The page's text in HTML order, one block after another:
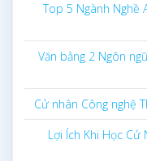
Top 5 Ngành Nghề
Văn bằng 2 Ngôn
Cử nhân Công nghệ
Lợi Ích Khi Học Cử